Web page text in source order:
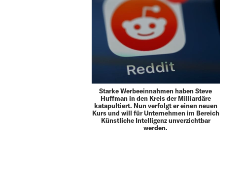
Starke Werbeeinnahmen haben Steve
Huffman in den Kreis der Milliardäre
katapultiert. Nun verfolgt er einen neuen
Kurs und will für Unternehmen im Bereich
Künstliche Intelligenz unverzichtbar
werden.